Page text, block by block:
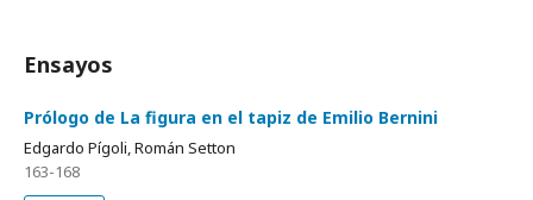
Ensayos
Prólogo de La figura en el tapiz de Emilio Bernini
Edgardo Pígoli, Román Setton
163-168